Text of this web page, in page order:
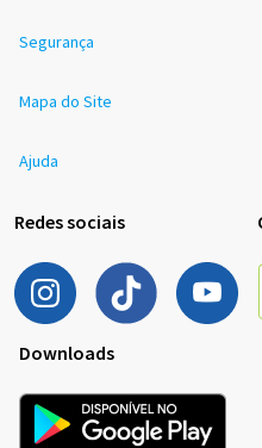
Segurança
Mapa do Site
Ajuda
Redes sociais
Downloads